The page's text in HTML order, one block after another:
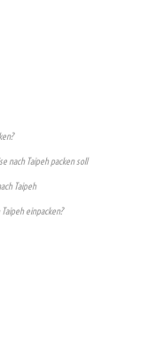
nach Taipeh packen soll
Taipeh
einpacken?